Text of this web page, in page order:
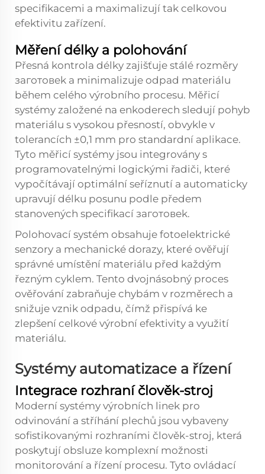
specifikacemi a maximalizují tak celkovou
efektivitu zařízení.
Měření délky a polohování
Přesná kontrola délky zajišťuje stálé rozměry
заготовek a minimalizuje odpad materiálu
během celého výrobního procesu. Měřicí
systémy založené na enkoderech sledují pohyb
materiálu s vysokou přesností, obvykle v
tolerancích ±0,1 mm pro standardní aplikace.
Tyto měřicí systémy jsou integrovány s
programovatelnými logickými řadiči, které
vypočítávají optimální seříznutí a automaticky
upravují délku posunu podle předem
stanovených specifikací заготовek.
Polohovací systém obsahuje fotoelektrické
senzory a mechanické dorazy, které ověřují
správné umístění materiálu před každým
řezným cyklem. Tento dvojnásobný proces
ověřování zabraňuje chybám v rozměrech a
snižuje vznik odpadu, čímž přispívá ke
zlepšení celkové výrobní efektivity a využití
materiálu.
Systémy automatizace a řízení
Integrace rozhraní člověk-stroj
Moderní systémy výrobních linek pro
odvinování a stříhání plechů jsou vybaveny
sofistikovanými rozhraními člověk-stroj, která
poskytují obsluze komplexní možnosti
monitorování a řízení procesu. Tyto ovládací